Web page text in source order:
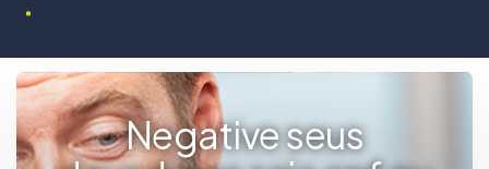
Negative seus